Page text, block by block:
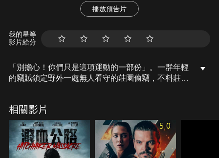
播放預告片
我的星等
影片給分
「別擔心！你們只是這項運動的一部份」。一群年輕
的竊賊鎖定野外一處無人看守的莊園偷竊，不料莊園
頭緒之際，遠方出現了一群騎馬的獵人，原來，他們
成了獵殺遊戲的獵物，血腥的生存考驗即刻降臨…
相關影片
5.0